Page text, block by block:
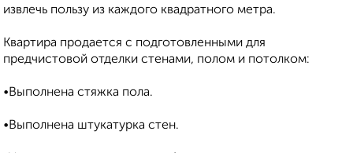
извлечь пользу из каждого квадратного метра.
Квартира продается с подготовленными для
предчистовой отделки стенами, полом и потолком:
•Выполнена стяжка пола.
•Выполнена штукатурка стен.